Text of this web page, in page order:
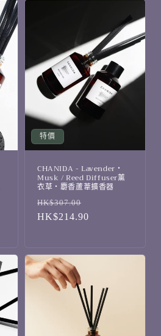
特價
CHANIDA - Lavender・
Musk / Reed Diffuser薰
衣草・麝香蘆葦擴香器
定
價
HK$307.00
價
HK$214.90